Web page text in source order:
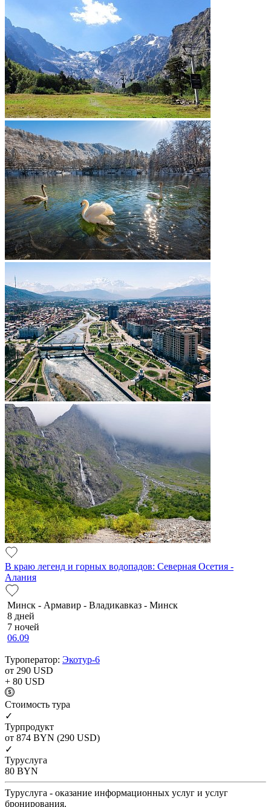
В краю легенд и горных водопадов: Северная Осетия -
Алания
Минск - Армавир - Владикавказ - Минск
8 дней
7 ночей
06.09
Туроператор: Экотур-6
от 290 USD
+ 80 USD
Cтоимость тура
✓
Турпродукт
от 874 BYN (290 USD)
✓
Туруслуга
80 BYN
Туруслуга - оказание информационных услуг и услуг
бронирования.